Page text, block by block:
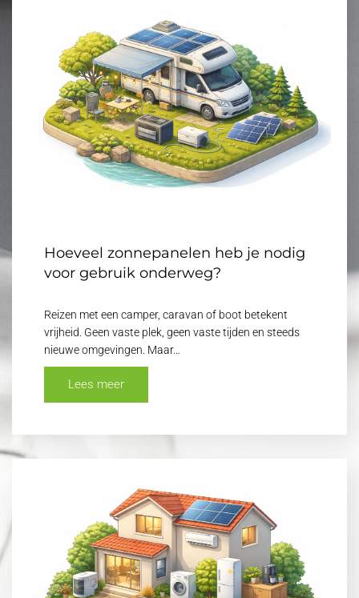
Hoeveel zonnepanelen heb je nodig
voor gebruik onderweg?
Reizen met een camper, caravan of boot betekent
vrijheid. Geen vaste plek, geen vaste tijden en steeds
nieuwe omgevingen. Maar…
Lees meer